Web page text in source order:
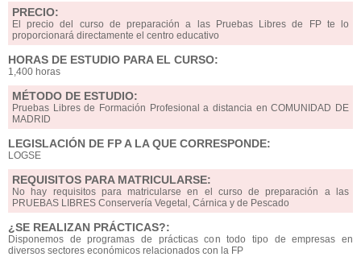
PRECIO:
El precio del curso de preparación a las Pruebas Libres de FP te lo
proporcionará directamente el centro educativo
HORAS DE ESTUDIO PARA EL CURSO:
1,400 horas
MÉTODO DE ESTUDIO:
Pruebas Libres de Formación Profesional a distancia en COMUNIDAD DE
MADRID
LEGISLACIÓN DE FP A LA QUE CORRESPONDE:
LOGSE
REQUISITOS PARA MATRICULARSE:
No hay requisitos para matricularse en el curso de preparación a las
PRUEBAS LIBRES Conservería Vegetal, Cárnica y de Pescado
¿SE REALIZAN PRÁCTICAS?:
Disponemos de programas de prácticas con todo tipo de empresas en
diversos sectores económicos relacionados con la FP